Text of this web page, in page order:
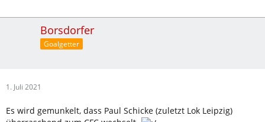
Borsdorfer
Goalgetter
1. Juli 2021
Es wird gemunkelt, dass Paul Schicke (zuletzt Lok Leipzig)